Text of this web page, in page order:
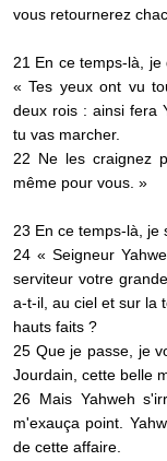
vous retournerez
21 En ce temps-là, je
« Tes yeux ont vu
deux rois : ainsi fera
tu vas marcher.
22 Ne les craignez
même pour vous. »
23 En ce temps-là, je
24 « Seigneur
serviteur votre
a-t-il, au ciel et sur la
hauts faits ?
25 Que je passe, je
Jourdain, cette belle
26 Mais Yahweh
m'exauça point.
de cette affaire.